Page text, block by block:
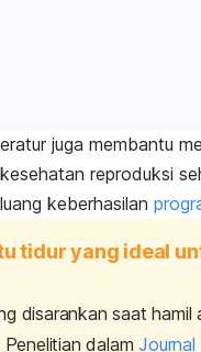
juga membantu
reproduksi
keberhasilan
tidur yang ideal
disarankan saat hamil
Penelitian dalam